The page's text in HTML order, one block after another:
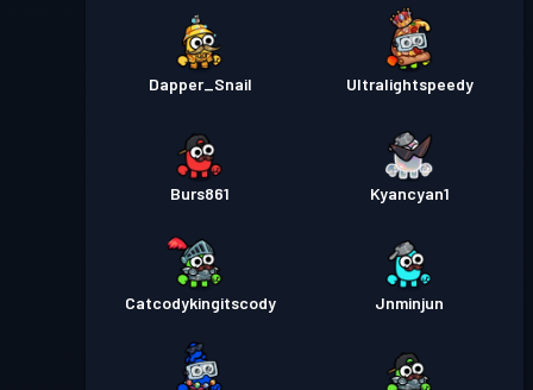
Dapper_Snail Ultralightspeedy
Burs861 Kyancyan1
Catcodykingitscody Jnminjun